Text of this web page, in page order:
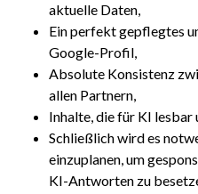
aktuelle Daten,
Ein perfekt gepflegtes
Google-Profil,
Absolute Konsistenz
allen Partnern,
Inhalte, die für KI lesbar
Schließlich wird es
einzuplanen, um
KI-Antworten zu